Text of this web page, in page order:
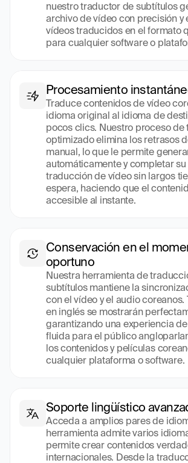
nuestro traductor de subtítulos
archivo de vídeo con precisión y
vídeos traducidos en el formato
para cualquier software o
Procesamiento
Traduce contenidos de vídeo
idioma original al idioma de
pocos clics. Nuestro proceso de
optimizado elimina los retrasos
manual, lo que le permite
automáticamente y completar
traducción de vídeo sin largos
espera, haciendo que el
accesible al instante.
Conservación en el
oportuno
Nuestra herramienta de
subtítulos mantiene la
con el vídeo y el audio coreanos.
en inglés se mostrarán
garantizando una experiencia
fluida para el público
los contenidos y películas
cualquier plataforma o software.
Soporte lingüístico
Acceda a amplios pares de
herramienta admite varios
permite crear contenidos
internacionales. Desde la